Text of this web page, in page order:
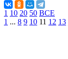
1 10 20 50 ВСЕ
1 ... 8 9 10 11 12 13